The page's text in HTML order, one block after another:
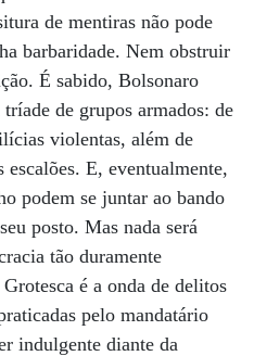
de mentiras não pode
barbaridade. Nem obstruir
É sabido, Bolsonaro
de grupos armados: de
violentas, além de
E, eventualmente,
podem se juntar ao bando
posto. Mas nada será
tão duramente
é a onda de delitos
pelo mandatário
indulgente diante da